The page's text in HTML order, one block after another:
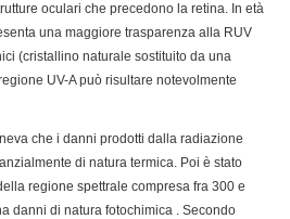
oculari che precedono la retina. In età
una maggiore trasparenza alla RUV
(cristallino naturale sostituito da una
UV-A può risultare notevolmente
che i danni prodotti dalla radiazione
di natura termica. Poi è stato
regione spettrale compresa fra 300 e
danni di natura fotochimica . Secondo